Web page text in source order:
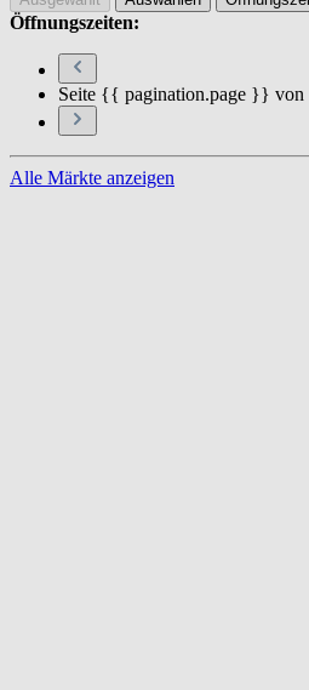
Öffnungszeiten:
Seite {{ pagination.page }}
Alle Märkte anzeigen